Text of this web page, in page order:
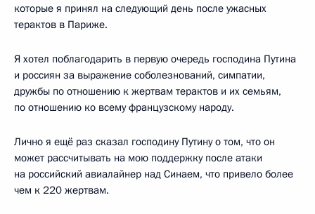
которые я принял на следующий день после ужасных
терактов в Париже.
Я хотел поблагодарить в первую очередь господина Путина
и россиян за выражение соболезнований, симпатии,
дружбы по отношению к жертвам терактов и их семьям,
по отношению ко всему французскому народу.
Лично я ещё раз сказал господину Путину о том, что он
может рассчитывать на мою поддержку после атаки
на российский авиалайнер над Синаем, что привело более
чем к 220 жертвам.